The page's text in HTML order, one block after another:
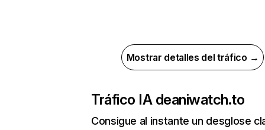
Mostrar detalles del tráfico →
Tráfico IA deaniwatch.to
Consigue al instante un desglose